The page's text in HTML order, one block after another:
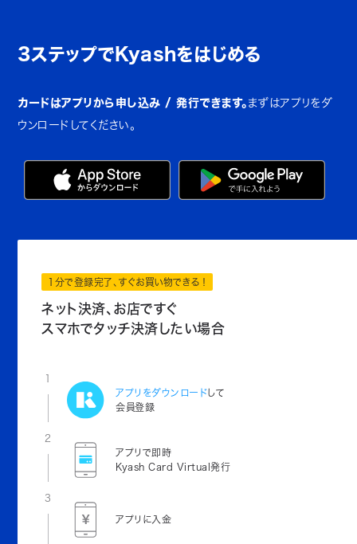
3ステップでKyashをはじめる
カードはアプリから申し込み / 発行できます。 まずはアプリをダ
ウンロードしてください。
1分で登録完了、すぐお買い物できる！
ネット決済、お店ですぐ
スマホでタッチ決済したい場合
1
アプリをダウンロードして
会員登録
2
アプリで即時
Kyash Card Virtual発行
3
アプリに入金